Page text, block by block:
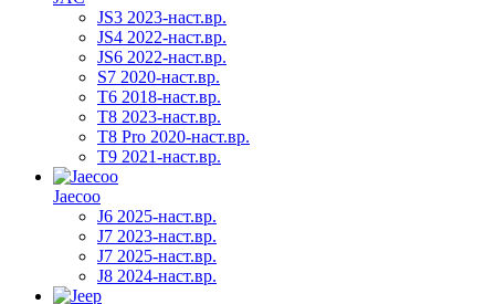
JS3 2023-наст.вр.
JS4 2022-наст.вр.
JS6 2022-наст.вр.
S7 2020-наст.вр.
T6 2018-наст.вр.
T8 2023-наст.вр.
T8 Pro 2020-наст.вр.
T9 2021-наст.вр.
Jaecoo
J6 2025-наст.вр.
J7 2023-наст.вр.
J7 2025-наст.вр.
J8 2024-наст.вр.